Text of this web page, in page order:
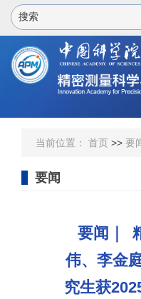
当前位置： 首页 >> 要
要闻
要闻｜
伟、李金
究生获